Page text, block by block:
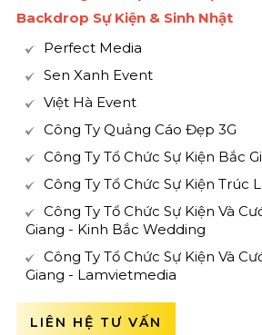
Backdrop Sự Kiện & Sinh Nhật
Perfect Media
Sen Xanh Event
Việt Hà Event
Công Ty Quảng Cáo Đẹp 3G
Công Ty Tổ Chức Sự Kiện Bắc
Công Ty Tổ Chức Sự Kiện Trúc
Công Ty Tổ Chức Sự Kiện Và
Giang - Kinh Bắc Wedding
Công Ty Tổ Chức Sự Kiện Và
Giang - Lamvietmedia
LIÊN HỆ TƯ VẤN